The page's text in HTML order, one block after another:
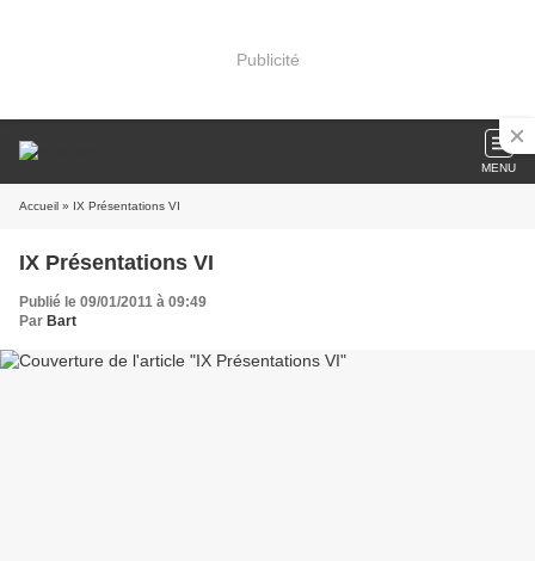
Publicité
MENU
Accueil » IX Présentations VI
IX Présentations VI
Publié le 09/01/2011 à 09:49
Par Bart